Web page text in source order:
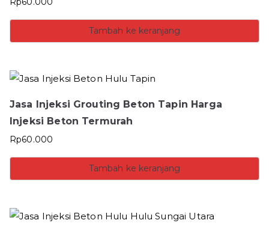
Tambah ke keranjang
Jasa Injeksi Grouting Beton Tapin Harga
Injeksi Beton Termurah
Rp60.000
Tambah ke keranjang